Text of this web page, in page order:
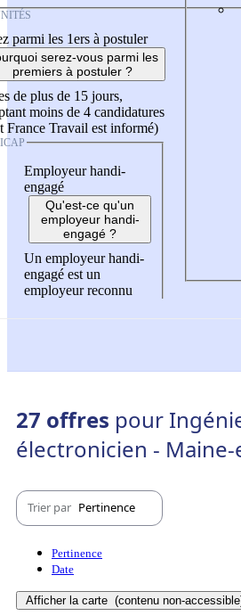
parmi les 1ers à postuler
serez-vous parmi les
premiers à postuler ?
de plus de 15 jours,
moins de 4 candidatures
France Travail est informé)
Employeur handi-
engagé
Qu'est-ce qu'un
employeur handi-
engagé ?
Un employeur handi-
engagé est un
employeur reconnu
27 offres pour
électronicien -
Trier par Pertinence
Pertinence
Date
Afficher la carte (contenu non-